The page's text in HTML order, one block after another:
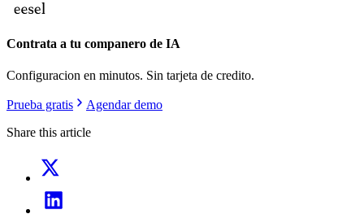
Contrata a tu companero de IA
Configuracion en minutos. Sin tarjeta de credito.
Prueba gratis
Agendar demo
Share this article